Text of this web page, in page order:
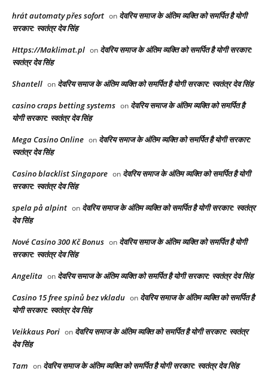
hrát automaty přes sofort on देवरिय समाज के अंतिम व्यक्ति को समर्पित है योगी
सरकार: स्वतंत्र देव सिंह
Https://Maklimat.pl on देवरिय समाज के अंतिम व्यक्ति को समर्पित है योगी सरकार:
स्वतंत्र देव सिंह
Shantell on देवरिय समाज के अंतिम व्यक्ति को समर्पित है योगी सरकार: स्वतंत्र देव सिंह
casino craps betting systems on देवरिय समाज के अंतिम व्यक्ति को समर्पित है
योगी सरकार: स्वतंत्र देव सिंह
Mega Casino Online on देवरिय समाज के अंतिम व्यक्ति को समर्पित है योगी सरकार:
स्वतंत्र देव सिंह
Casino blacklist Singapore on देवरिय समाज के अंतिम व्यक्ति को समर्पित है योगी
सरकार: स्वतंत्र देव सिंह
spela på alpint on देवरिय समाज के अंतिम व्यक्ति को समर्पित है योगी सरकार: स्वतंत्र
देव सिंह
Nové Casino 300 Kč Bonus on देवरिय समाज के अंतिम व्यक्ति को समर्पित है योगी
सरकार: स्वतंत्र देव सिंह
Angelita on देवरिय समाज के अंतिम व्यक्ति को समर्पित है योगी सरकार: स्वतंत्र देव सिंह
Casino 15 free spinů bez vkladu on देवरिय समाज के अंतिम व्यक्ति को समर्पित है
योगी सरकार: स्वतंत्र देव सिंह
Veikkaus Pori on देवरिय समाज के अंतिम व्यक्ति को समर्पित है योगी सरकार: स्वतंत्र
देव सिंह
Tam on देवरिय समाज के अंतिम व्यक्ति को समर्पित है योगी सरकार: स्वतंत्र देव सिंह